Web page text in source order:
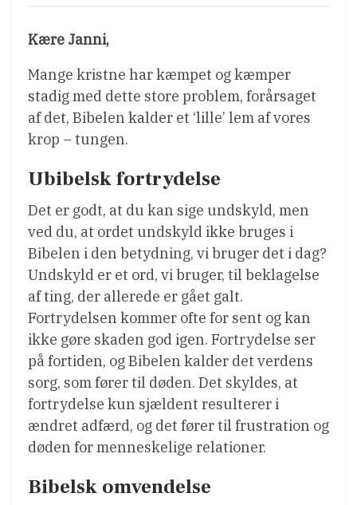
Kære Janni,
Mange kristne har kæmpet og kæmper
stadig med dette store problem, forårsaget
af det, Bibelen kalder et ‘lille’ lem af vores
krop – tungen.
Ubibelsk fortrydelse
Det er godt, at du kan sige undskyld, men
ved du, at ordet undskyld ikke bruges i
Bibelen i den betydning, vi bruger det i dag?
Undskyld er et ord, vi bruger, til beklagelse
af ting, der allerede er gået galt.
Fortrydelsen kommer ofte for sent og kan
ikke gøre skaden god igen. Fortrydelse ser
på fortiden, og Bibelen kalder det verdens
sorg, som fører til døden. Det skyldes, at
fortrydelse kun sjældent resulterer i
ændret adfærd, og det fører til frustration og
døden for menneskelige relationer.
Bibelsk omvendelse